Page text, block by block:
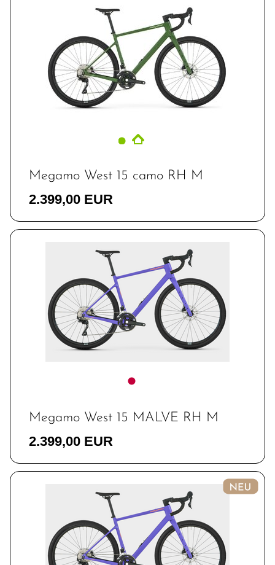
Megamo West 15 camo RH M
2.399,00 EUR
Megamo West 15 MALVE RH M
2.399,00 EUR